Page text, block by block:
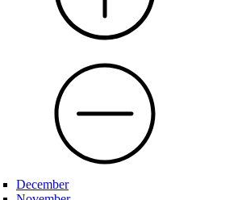
December